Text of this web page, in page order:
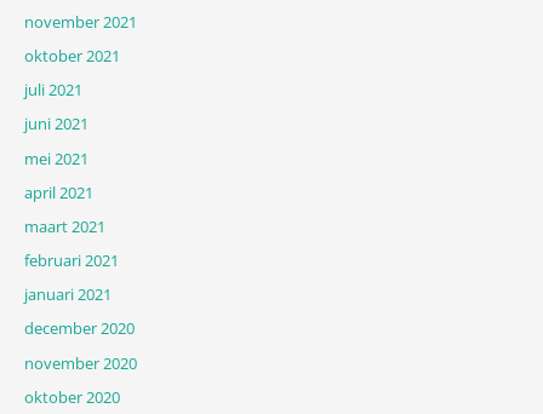
november 2021
oktober 2021
juli 2021
juni 2021
mei 2021
april 2021
maart 2021
februari 2021
januari 2021
december 2020
november 2020
oktober 2020